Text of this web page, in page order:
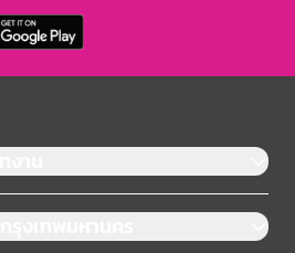
าน
งเทพมหานคร